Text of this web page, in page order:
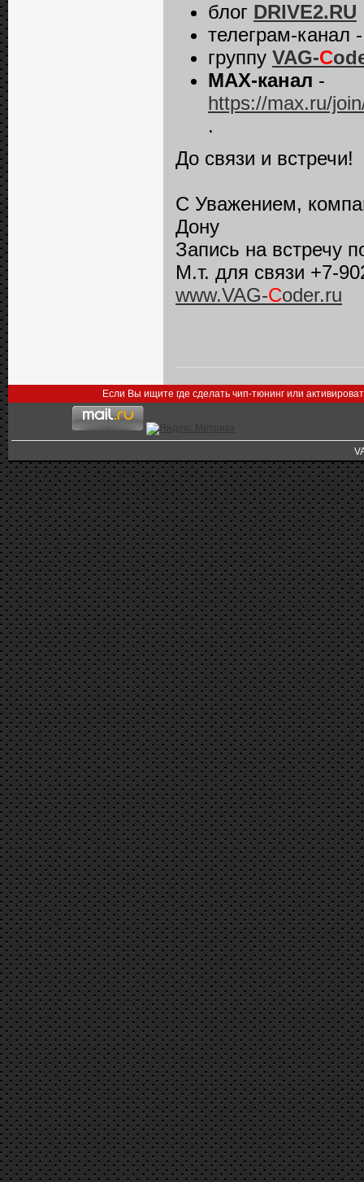
блог DRIVE2.RU
телеграм-канал
группу VAG-C
MAX-канал -
https://max.ru/
.
До связи и встречи!
С Уважением,
Дону
Запись на встречу
М.т. для связи +7-
www.VAG-Coder.ru
Если Вы ищите где сделать чип-тюнинг или